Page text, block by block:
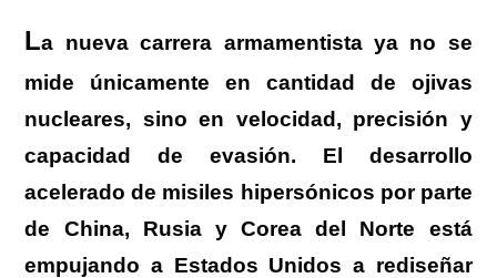
La nueva carrera armamentista ya no se
mide únicamente en cantidad de ojivas
nucleares, sino en velocidad, precisión y
capacidad de evasión. El desarrollo
acelerado de misiles hipersónicos por parte
de China, Rusia y Corea del Norte está
empujando a Estados Unidos a rediseñar